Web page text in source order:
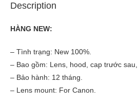
Description
HÀNG NEW:
– Tình trạng: New 100%.
– Bao gồm: Lens, hood, cap trước sau,
– Bảo hành: 12 tháng.
– Lens mount: For Canon.